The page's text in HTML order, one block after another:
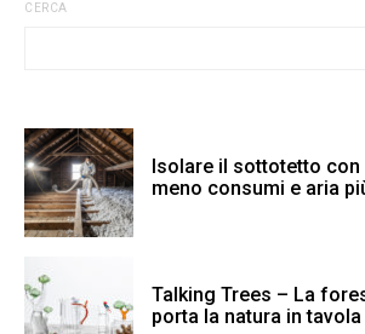
CERCA
Isolare il sottotetto con
meno consumi e aria
Talking Trees – La
porta la natura in tavola